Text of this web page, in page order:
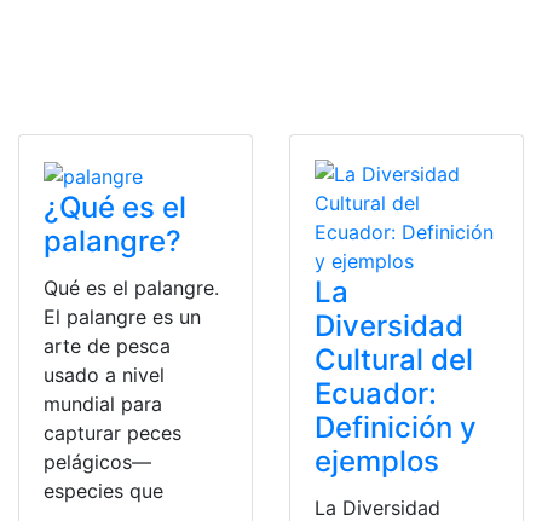
¿Qué es el
palangre?
Qué es el palangre.
El palangre es un
arte de pesca
usado a nivel
mundial para
capturar peces
pelágicos—
especies que
La
Diversidad
Cultural del
Ecuador:
Definición y
ejemplos
La Diversidad